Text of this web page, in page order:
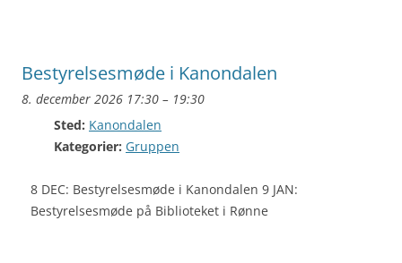
Bestyrelsesmøde i Kanondalen
8. december 2026 17:30 – 19:30
Sted: Kanondalen
Kategorier: Gruppen
8 DEC: Bestyrelsesmøde i Kanondalen 9 JAN:
Bestyrelsesmøde på Biblioteket i Rønne